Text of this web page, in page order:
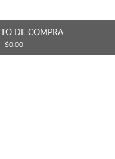
DE COMPRA
$0.00